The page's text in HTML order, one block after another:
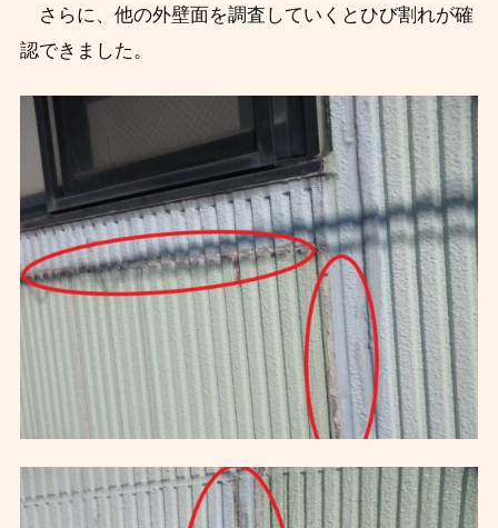
さらに、他の外壁面を調査していくとひび割れが確
認できました。